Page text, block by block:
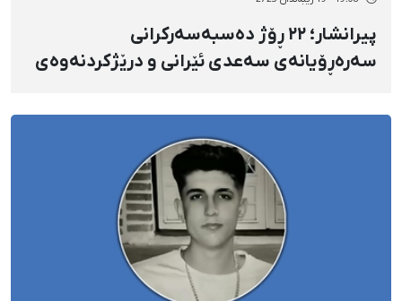
پیرانشار؛ ۲۲ ڕۆژ دەسبەسەرکرانی
سەرەڕۆیانەی سەعدی ئێرانی و درێژکردنەوەی